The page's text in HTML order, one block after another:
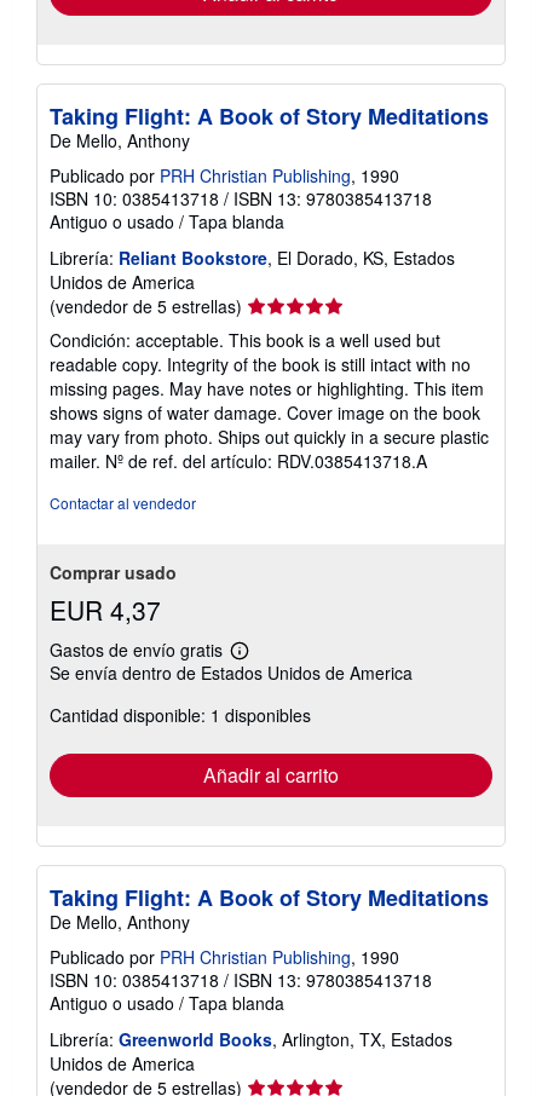
Taking Flight: A Book of Story Meditations
De Mello, Anthony
Publicado por PRH Christian Publishing, 1990
ISBN 10: 0385413718 / ISBN 13: 9780385413718
Antiguo o usado / Tapa blanda
Librería: Reliant Bookstore, El Dorado, KS, Estados
Unidos de America
(vendedor de 5 estrellas) Calificación
del
vendedor:
5
de
5
estrellas
Condición: acceptable. This book is a well used but
readable copy. Integrity of the book is still intact with no
missing pages. May have notes or highlighting. This item
shows signs of water damage. Cover image on the book
may vary from photo. Ships out quickly in a secure plastic
mailer. Nº de ref. del artículo: RDV.0385413718.A
Contactar al vendedor
Comprar usado
EUR 4,37
Gastos de envío gratis
Más
información
las
tarifas
envío
Se envía dentro de Estados Unidos de America
Cantidad disponible: 1 disponibles
Añadir al carrito
Taking Flight: A Book of Story Meditations
De Mello, Anthony
Publicado por PRH Christian Publishing, 1990
ISBN 10: 0385413718 / ISBN 13: 9780385413718
Antiguo o usado / Tapa blanda
Librería: Greenworld Books, Arlington, TX, Estados
Unidos de America
(vendedor de 5 estrellas) Calificación